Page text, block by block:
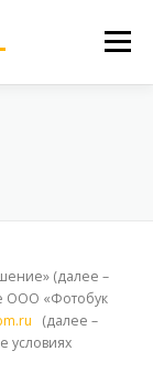
Меню
(далее –
ООО «Фотобук
(далее –
условиях